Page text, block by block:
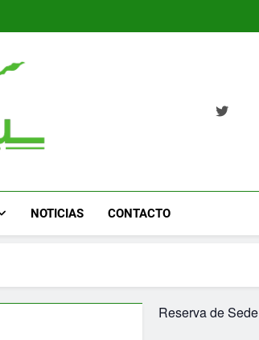
NOTICIAS CONTACTO
Reserva de Sede